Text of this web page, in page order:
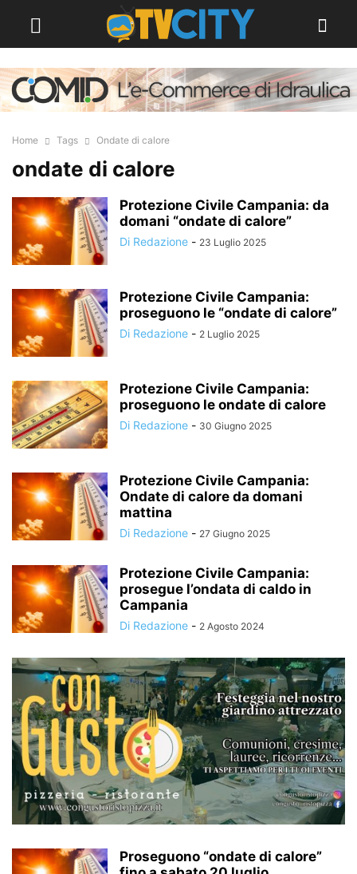
Home Tags Ondate di calore
ondate di calore
Protezione Civile Campania: da
domani “ondate di calore”
Di Redazione - 23 Luglio 2025
Protezione Civile Campania:
proseguono le “ondate di calore”
Di Redazione - 2 Luglio 2025
Protezione Civile Campania:
proseguono le ondate di calore
Di Redazione - 30 Giugno 2025
Protezione Civile Campania:
Ondate di calore da domani
mattina
Di Redazione - 27 Giugno 2025
Protezione Civile Campania:
prosegue l’ondata di caldo in
Campania
Di Redazione - 2 Agosto 2024
Proseguono “ondate di calore”